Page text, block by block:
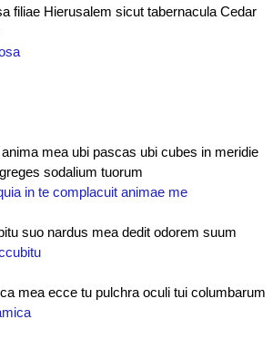
filiae Hierusalem sicut tabernacula Cedar
mea ubi pascas ubi cubes in meridie
sodalium tuorum
in te complacuit animae me
suo nardus mea dedit odorem suum
mea ecce tu pulchra oculi tui columbarum